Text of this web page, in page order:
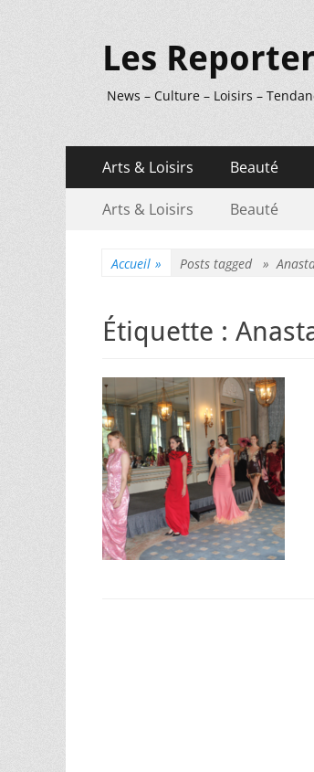
Les
News – Culture – Loisirs –
Menu
principal
contenu
Arts & Loisirs Beauté
Menu
Arts & Loisirs Beauté
Accueil » Posts tagged »
Étiquette :